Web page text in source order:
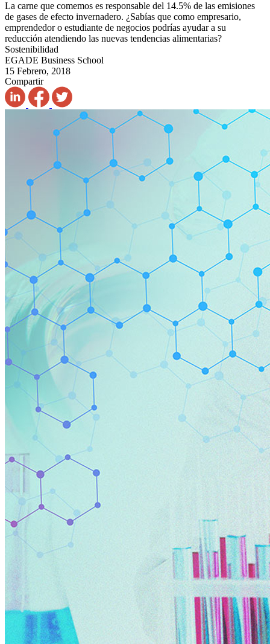
La carne que comemos es responsable del 14.5% de las emisiones
de gases de efecto invernadero. ¿Sabías que como empresario,
emprendedor o estudiante de negocios podrías ayudar a su
reducción atendiendo las nuevas tendencias alimentarias?
Sostenibilidad
EGADE Business School
15 Febrero, 2018
Compartir